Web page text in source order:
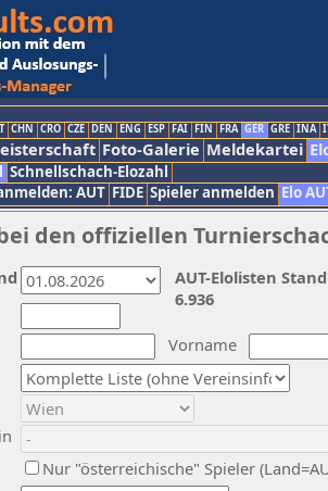
CHN CRO CZE DEN ENG ESP FAI FIN FRA GER GRE INA
Foto-Galerie Meldekartei
Schnellschach-Elozahl
AUT FIDE Spieler anmelden Elo
den offiziellen
Vorname
Nur "österreichische" Spieler
AUT-Elolisten
6.936